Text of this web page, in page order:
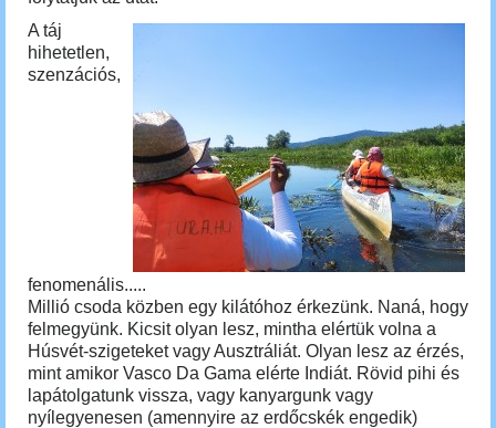
A táj
hihetetlen,
szenzációs,
fenomenális.....
Millió csoda közben egy kilátóhoz érkezünk. Naná, hogy
felmegyünk. Kicsit olyan lesz, mintha elértük volna a
Húsvét-szigeteket vagy Ausztráliát. Olyan lesz az érzés,
mint amikor Vasco Da Gama elérte Indiát. Rövid pihi és
lapátolgatunk vissza, vagy kanyargunk vagy
nyílegyenesen (amennyire az erdőcskék engedik)